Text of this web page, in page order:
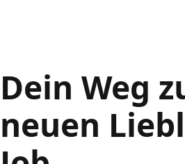
Dein Weg
neuen